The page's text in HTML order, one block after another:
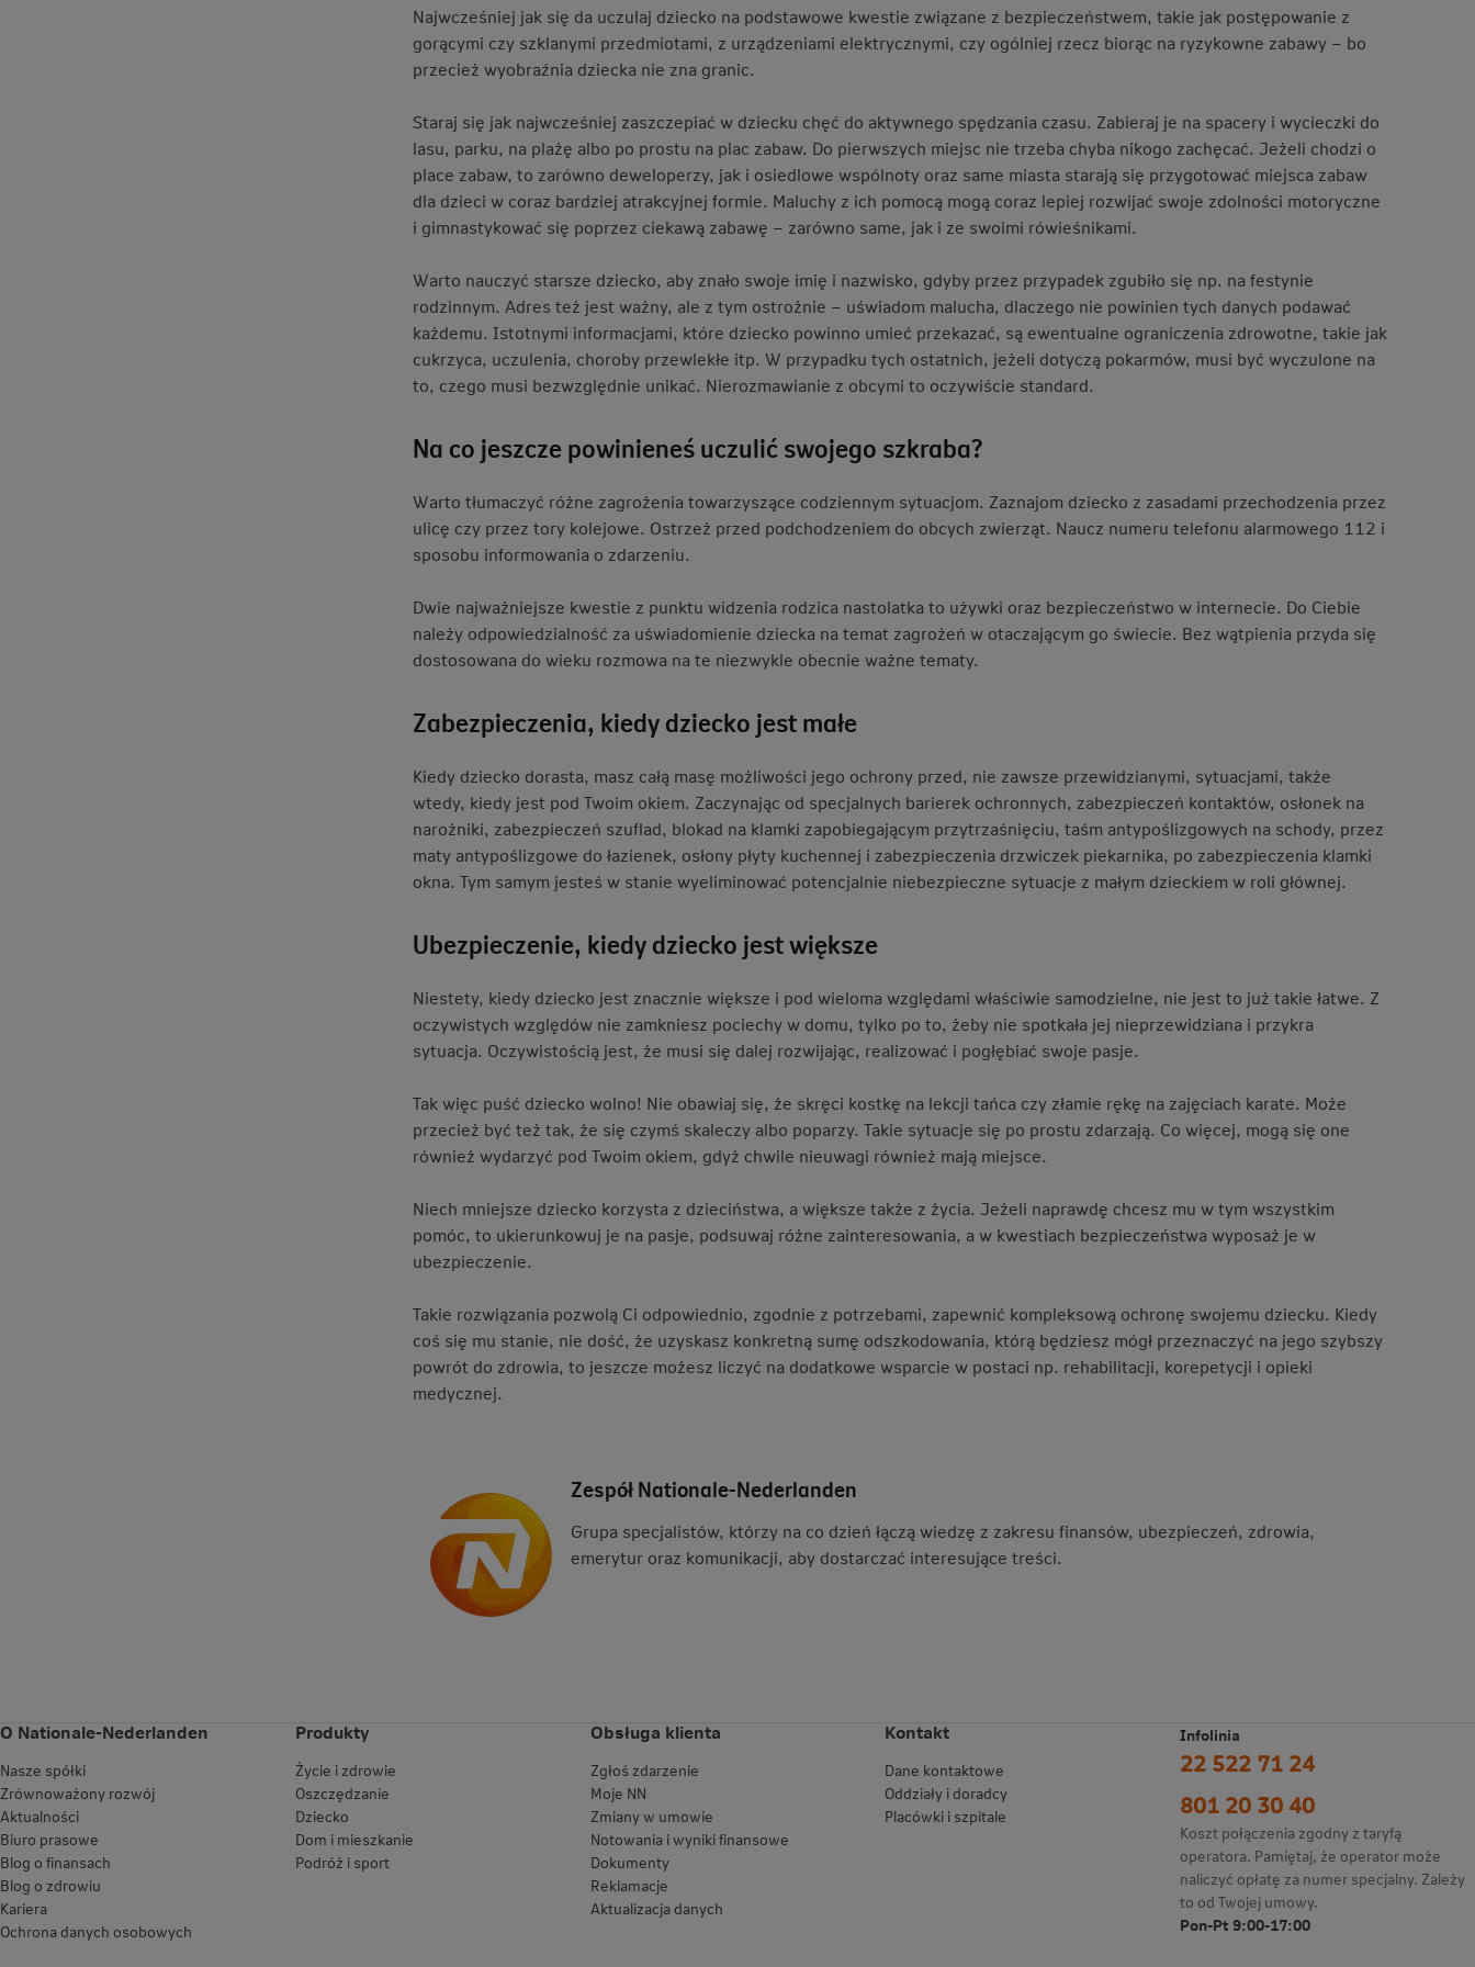
Najwcześniej jak się da uczulaj dziecko na podstawowe kwestie związane z bezpieczeństwem, takie jak postępowanie z
gorącymi czy szklanymi przedmiotami, z urządzeniami elektrycznymi, czy ogólniej rzecz biorąc na ryzykowne zabawy – bo
przecież wyobraźnia dziecka nie zna granic.
Staraj się jak najwcześniej zaszczepiać w dziecku chęć do aktywnego spędzania czasu. Zabieraj je na spacery i wycieczki do
lasu, parku, na plażę albo po prostu na plac zabaw. Do pierwszych miejsc nie trzeba chyba nikogo zachęcać. Jeżeli chodzi o
place zabaw, to zarówno deweloperzy, jak i osiedlowe wspólnoty oraz same miasta starają się przygotować miejsca zabaw
dla dzieci w coraz bardziej atrakcyjnej formie. Maluchy z ich pomocą mogą coraz lepiej rozwijać swoje zdolności motoryczne
i gimnastykować się poprzez ciekawą zabawę – zarówno same, jak i ze swoimi rówieśnikami.
Warto nauczyć starsze dziecko, aby znało swoje imię i nazwisko, gdyby przez przypadek zgubiło się np. na festynie
rodzinnym. Adres też jest ważny, ale z tym ostrożnie – uświadom malucha, dlaczego nie powinien tych danych podawać
każdemu. Istotnymi informacjami, które dziecko powinno umieć przekazać, są ewentualne ograniczenia zdrowotne, takie jak
cukrzyca, uczulenia, choroby przewlekłe itp. W przypadku tych ostatnich, jeżeli dotyczą pokarmów, musi być wyczulone na
to, czego musi bezwzględnie unikać. Nierozmawianie z obcymi to oczywiście standard.
Na co jeszcze powinieneś uczulić swojego szkraba?
Warto tłumaczyć różne zagrożenia towarzyszące codziennym sytuacjom. Zaznajom dziecko z zasadami przechodzenia przez
ulicę czy przez tory kolejowe. Ostrzeż przed podchodzeniem do obcych zwierząt. Naucz numeru telefonu alarmowego 112 i
sposobu informowania o zdarzeniu.
Dwie najważniejsze kwestie z punktu widzenia rodzica nastolatka to używki oraz bezpieczeństwo w internecie. Do Ciebie
należy odpowiedzialność za uświadomienie dziecka na temat zagrożeń w otaczającym go świecie. Bez wątpienia przyda się
dostosowana do wieku rozmowa na te niezwykle obecnie ważne tematy.
Zabezpieczenia, kiedy dziecko jest małe
Kiedy dziecko dorasta, masz całą masę możliwości jego ochrony przed, nie zawsze przewidzianymi, sytuacjami, także
wtedy, kiedy jest pod Twoim okiem. Zaczynając od specjalnych barierek ochronnych, zabezpieczeń kontaktów, osłonek na
narożniki, zabezpieczeń szuflad, blokad na klamki zapobiegającym przytrzaśnięciu, taśm antypoślizgowych na schody, przez
maty antypoślizgowe do łazienek, osłony płyty kuchennej i zabezpieczenia drzwiczek piekarnika, po zabezpieczenia klamki
okna. Tym samym jesteś w stanie wyeliminować potencjalnie niebezpieczne sytuacje z małym dzieckiem w roli głównej.
Ubezpieczenie, kiedy dziecko jest większe
Niestety, kiedy dziecko jest znacznie większe i pod wieloma względami właściwie samodzielne, nie jest to już takie łatwe. Z
oczywistych względów nie zamkniesz pociechy w domu, tylko po to, żeby nie spotkała jej nieprzewidziana i przykra
sytuacja. Oczywistością jest, że musi się dalej rozwijając, realizować i pogłębiać swoje pasje.
Tak więc puść dziecko wolno! Nie obawiaj się, że skręci kostkę na lekcji tańca czy złamie rękę na zajęciach karate. Może
przecież być też tak, że się czymś skaleczy albo poparzy. Takie sytuacje się po prostu zdarzają. Co więcej, mogą się one
również wydarzyć pod Twoim okiem, gdyż chwile nieuwagi również mają miejsce.
Niech mniejsze dziecko korzysta z dzieciństwa, a większe także z życia. Jeżeli naprawdę chcesz mu w tym wszystkim
pomóc, to ukierunkowuj je na pasje, podsuwaj różne zainteresowania, a w kwestiach bezpieczeństwa wyposaż je w
ubezpieczenie.
Takie rozwiązania pozwolą Ci odpowiednio, zgodnie z potrzebami, zapewnić kompleksową ochronę swojemu dziecku. Kiedy
coś się mu stanie, nie dość, że uzyskasz konkretną sumę odszkodowania, którą będziesz mógł przeznaczyć na jego szybszy
powrót do zdrowia, to jeszcze możesz liczyć na dodatkowe wsparcie w postaci np. rehabilitacji, korepetycji i opieki
medycznej.
Zespół Nationale-Nederlanden
Grupa specjalistów, którzy na co dzień łączą wiedzę z zakresu finansów, ubezpieczeń, zdrowia,
emerytur oraz komunikacji, aby dostarczać interesujące treści.
O Nationale-Nederlanden
Nasze spółki
Zrównoważony rozwój
Aktualności
Biuro prasowe
Blog o finansach
Blog o zdrowiu
Kariera
Ochrona danych osobowych
Produkty
Życie i zdrowie
Oszczędzanie
Dziecko
Dom i mieszkanie
Podróż i sport
Obsługa klienta
Zgłoś zdarzenie
Moje NN
Zmiany w umowie
Notowania i wyniki finansowe
Dokumenty
Reklamacje
Aktualizacja danych
Kontakt
Dane kontaktowe
Oddziały i doradcy
Placówki i szpitale
Infolinia
22 522 71 24
801 20 30 40
Koszt połączenia zgodny z taryfą
operatora. Pamiętaj, że operator może
naliczyć opłatę za numer specjalny. Zależy
to od Twojej umowy.
Pon-Pt 9:00-17:00